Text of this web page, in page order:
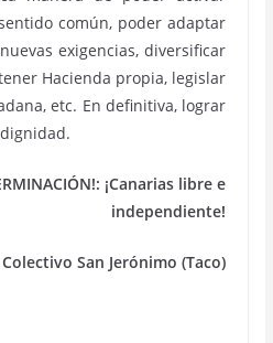
común, poder adaptar
exigencias, diversificar
Hacienda propia, legislar
etc. En definitiva, lograr
¡Canarias libre e
independiente!
Colectivo San Jerónimo (Taco)